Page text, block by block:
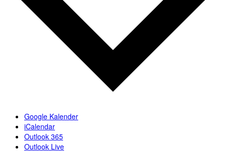
Google Kalender
iCalendar
Outlook 365
Outlook Live